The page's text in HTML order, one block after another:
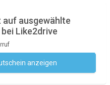
auf ausgewählte
Like2drive
anzeigen